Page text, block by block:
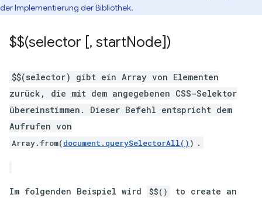
der Implementierung der Bibliothek.
$$(selector [, startNode])
$$(selector) gibt ein Array von Elementen
zurück, die mit dem angegebenen CSS-Selektor
übereinstimmen. Dieser Befehl entspricht dem
Aufrufen von
Array.from(document.querySelectorAll() ) .
Im folgenden Beispiel wird $$()
to create an